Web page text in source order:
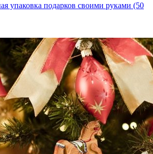
упаковка подарков своими руками (50